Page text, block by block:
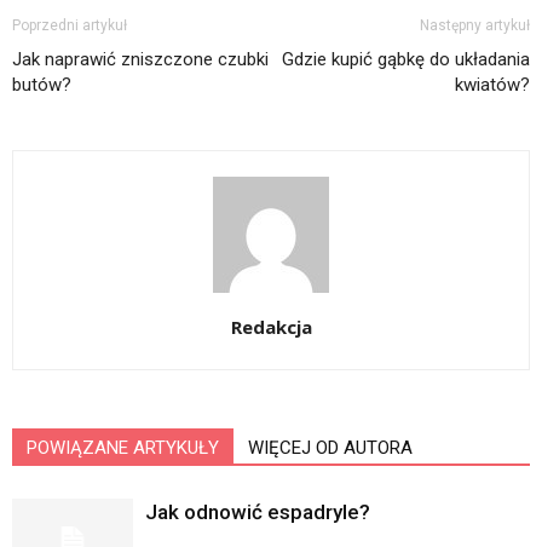
Poprzedni artykuł
Jak naprawić zniszczone czubki
butów?
Następny artykuł
Gdzie kupić gąbkę do układania
kwiatów?
Redakcja
POWIĄZANE ARTYKUŁY WIĘCEJ OD AUTORA
Jak odnowić espadryle?